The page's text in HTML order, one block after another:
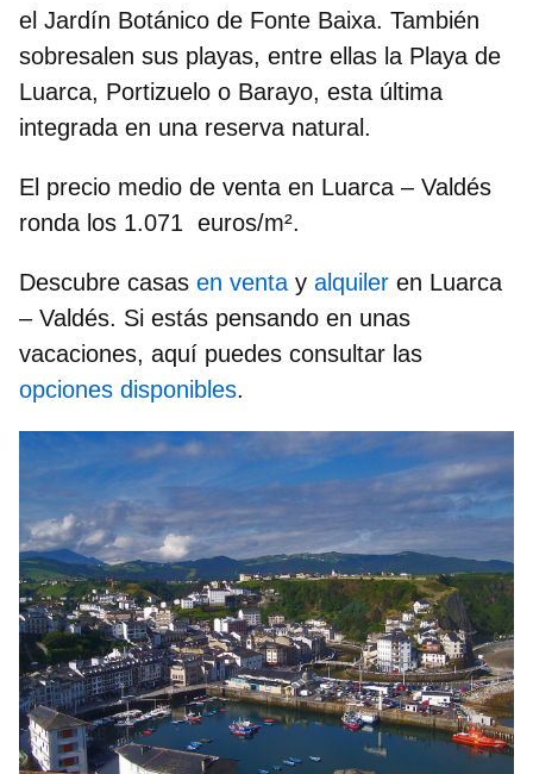
el Jardín Botánico de Fonte Baixa. También
sobresalen sus playas, entre ellas la Playa de
Luarca, Portizuelo o Barayo, esta última
integrada en una reserva natural.
El precio medio de venta en Luarca – Valdés
ronda los 1.071 euros/m².
Descubre casas en venta y alquiler en Luarca
– Valdés. Si estás pensando en unas
vacaciones, aquí puedes consultar las
opciones disponibles.